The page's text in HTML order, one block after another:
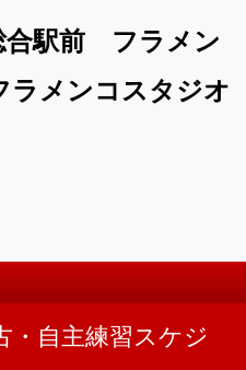
合駅前 フラメン
ラメンコスタジオ
・自主練習スケジ